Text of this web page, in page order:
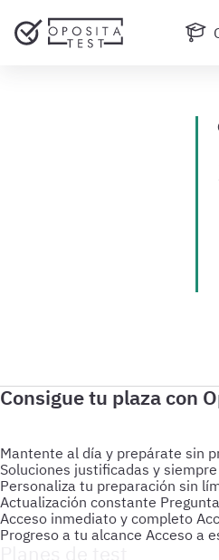
Mantente al día y prepárate sin
Soluciones justificadas y
Personaliza tu preparación sin
Actualización constante
Acceso inmediato y completo
Progreso a tu alcance Acceso a